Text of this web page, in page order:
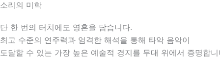
소리의 미학
단 한 번의 터치에도 영혼을 담습니다.
최고 수준의 연주력과 엄격한 해석을 통해 타악 음악이
도달할 수 있는 가장 높은 예술적 경지를 무대 위에서 증명합니